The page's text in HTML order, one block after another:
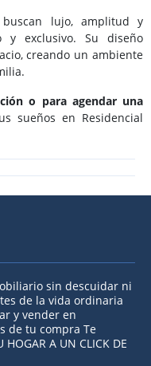
lujo, amplitud y
y exclusivo. Su diseño
creando un ambiente
o para agendar una
sueños en Residencial
sin descuidar ni
de la vida ordinaria
y vender en
de tu compra Te
A UN CLICK DE